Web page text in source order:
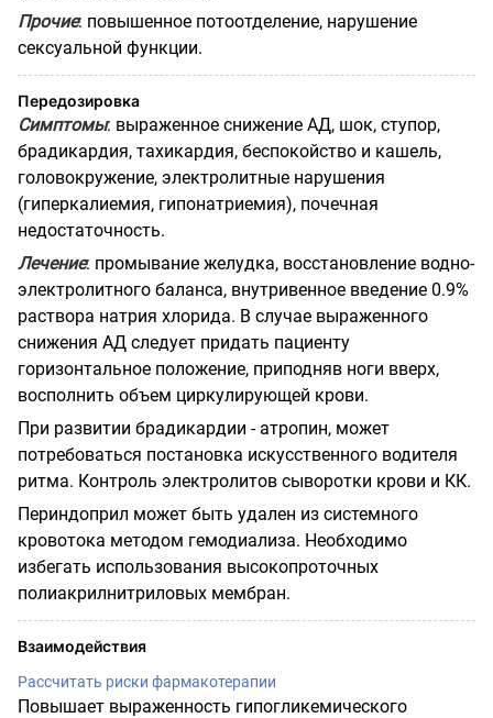
Прочие: повышенное потоотделение, нарушение
сексуальной функции.
Передозировка
Симптомы: выраженное снижение АД, шок, ступор,
брадикардия, тахикардия, беспокойство и кашель,
головокружение, электролитные нарушения
(гиперкалиемия, гипонатриемия), почечная
недостаточность.
Лечение: промывание желудка, восстановление водно-
электролитного баланса, внутривенное введение 0.9%
раствора натрия хлорида. В случае выраженного
снижения АД следует придать пациенту
горизонтальное положение, приподняв ноги вверх,
восполнить объем циркулирующей крови.
При развитии брадикардии - атропин, может
потребоваться постановка искусственного водителя
ритма. Контроль электролитов сыворотки крови и КК.
Периндоприл может быть удален из системного
кровотока методом гемодиализа. Необходимо
избегать использования высокопроточных
полиакрилнитриловых мембран.
Взаимодействия
Рассчитать риски фармакотерапии
Повышает выраженность гипогликемического